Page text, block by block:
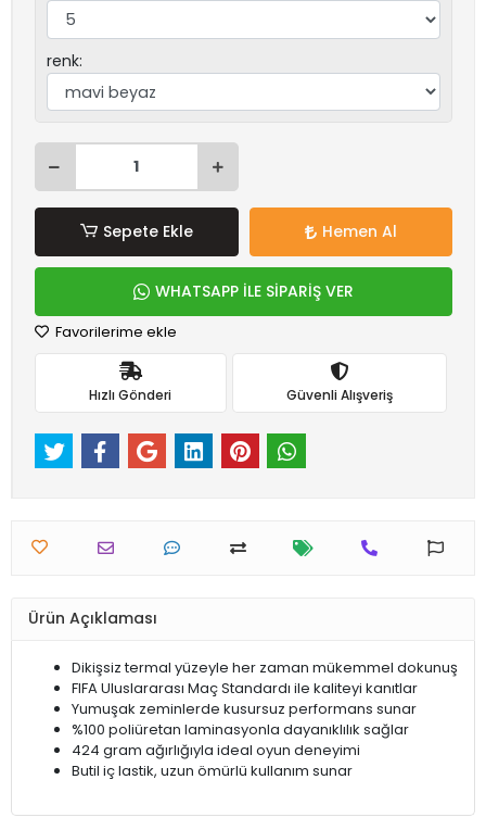
renk:
Sepete Ekle Hemen Al
WHATSAPP İLE SİPARİŞ VER
Favorilerime ekle
Hızlı Gönderi Güvenli Alışveriş
Ürün Açıklaması
Dikişsiz termal yüzeyle her zaman mükemmel dokunuş
FIFA Uluslararası Maç Standardı ile kaliteyi kanıtlar
Yumuşak zeminlerde kusursuz performans sunar
%100 poliüretan laminasyonla dayanıklılık sağlar
424 gram ağırlığıyla ideal oyun deneyimi
Butil iç lastik, uzun ömürlü kullanım sunar